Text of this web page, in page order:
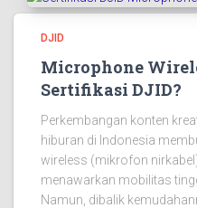
DJID
Microphone
Sertifikasi DJID?
Perkembangan konten
hiburan di Indonesia
wireless (mikrofon
menawarkan mobilitas
Namun, dibalik